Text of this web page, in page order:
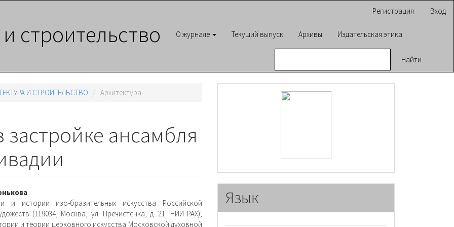
Регистрация Вход
строительство О журнале Текущий выпуск Архивы Издательская этика
Найти
И СТРОИТЕЛЬСТВО Архитектура
ансамбля
и истории изо-бразительных искусства Российской
(119034, Москва, ул. Пречистенка, д. 21. НИИ РАХ);
и теории церковного искусства Московской духовной
Язык